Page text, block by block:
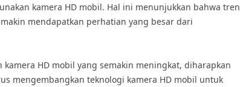
kamera HD mobil. Hal ini menunjukkan bahwa tren
mendapatkan perhatian yang besar dari
HD mobil yang semakin meningkat, diharapkan
mengembangkan teknologi kamera HD mobil untuk